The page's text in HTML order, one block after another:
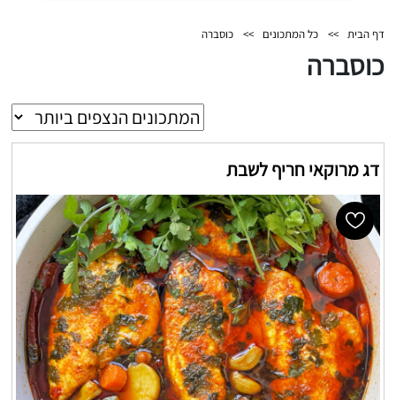
דף הבית >> כל המתכונים >> כוסברה
כוסברה
דג מרוקאי חריף לשבת